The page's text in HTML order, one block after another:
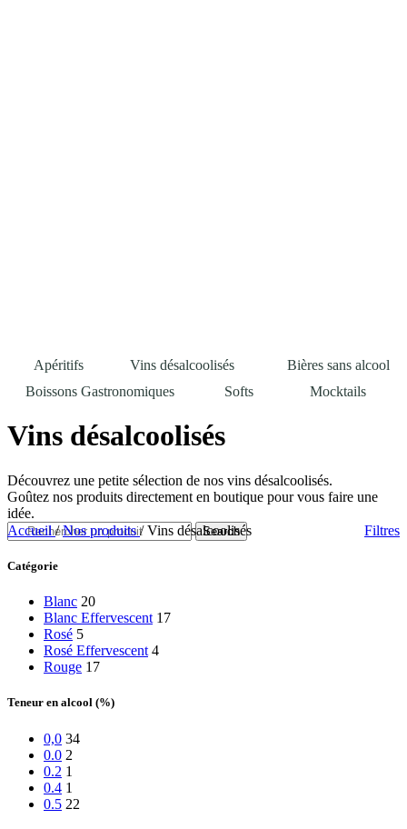
Apéritifs Vins désalcoolisés
Bières sans alcool
Boissons Gastronomiques
Softs Mocktails
Vins désalcoolisés
Découvrez une petite sélection de nos vins désalcoolisés.
Goûtez nos produits directement en boutique pour vous faire une
idée.
Search
Accueil/ Nos produits/ Vins désalcoolisés Filtres
Catégorie
Blanc 20
Blanc Effervescent 17
Rosé 5
Rosé Effervescent 4
Rouge 17
Teneur en alcool (%)
0,0 34
0.0 2
0.2 1
0.4 1
0.5 22